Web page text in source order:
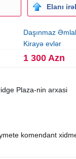
Elanı
Daşınmaz
Kirayə evlər
1 300 Azn
Plaza-nin arxasi
komendant